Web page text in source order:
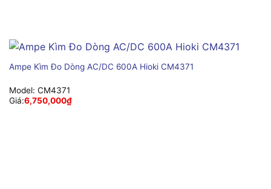
Ampe Kìm Đo Dòng AC/DC 600A Hioki CM4371
Model: CM4371
Giá:6,750,000₫